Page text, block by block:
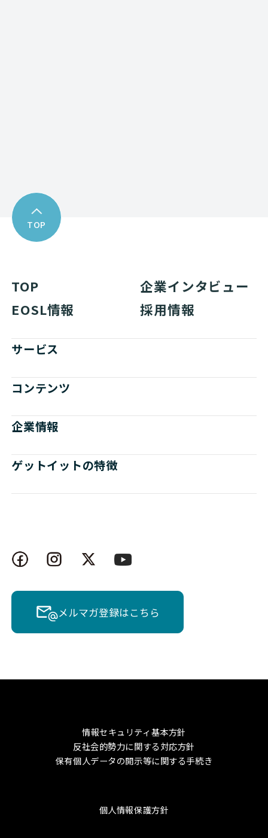
TOP
TOP
企業インタビュー
EOSL情報
採用情報
サービス
コンテンツ
企業情報
ゲットイットの特徴
メルマガ登録はこちら
情報セキュリティ基本方針
反社会的勢力に関する対応方針
保有個人データの開示等に関する手続き
個人情報保護方針